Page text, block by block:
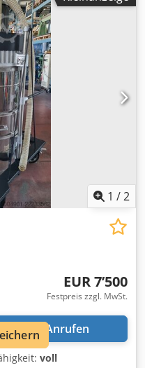
1 /2
EUR 7’500
Festpreis zzgl. MwSt.
Anrufen
voll